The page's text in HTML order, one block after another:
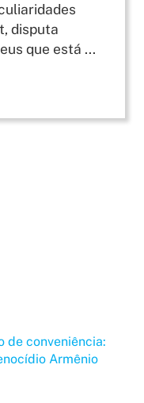
disputa
que está ...
de conveniência:
Armênio